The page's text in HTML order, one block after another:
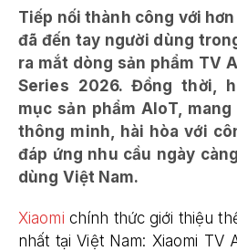
Tiếp nối thành công với
đã đến tay người dùng
ra mắt dòng sản phẩm TV
Series 2026. Đồng thời,
mục sản phẩm AIoT,
thông minh, hài hòa với
đáp ứng nhu cầu ngày
dùng Việt Nam.
Xiaomi chính thức giới thiệu
nhất tại Việt Nam: Xiaomi TV